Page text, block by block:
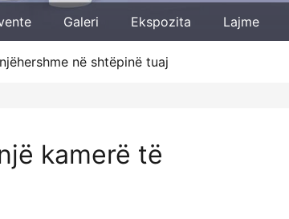
Galeri Ekspozita Lajme
në shtëpinë tuaj
kamerë të